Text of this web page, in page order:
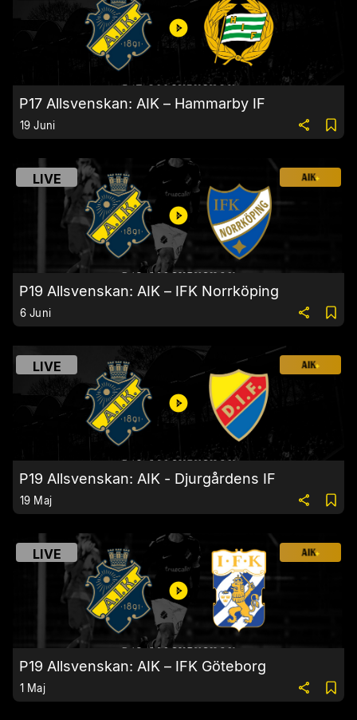
P17 Allsvenskan: AIK – Hammarby IF
19 Juni
LIVE
P19 Allsvenskan: AIK – IFK Norrköping
6 Juni
LIVE
P19 Allsvenskan: AIK - Djurgårdens IF
19 Maj
LIVE
P19 Allsvenskan: AIK – IFK Göteborg
1 Maj